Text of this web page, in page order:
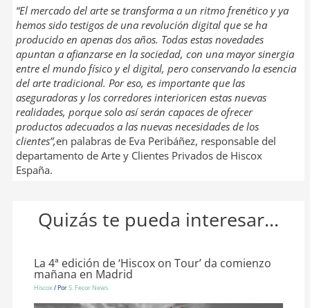
“El mercado del arte se transforma a un ritmo frenético y ya
hemos sido testigos de una revolución digital que se ha
producido en apenas dos años. Todas estas novedades
apuntan a afianzarse en la sociedad, con una mayor sinergia
entre el mundo físico y el digital, pero conservando la esencia
del arte tradicional. Por eso, es importante que las
aseguradoras y los corredores interioricen estas nuevas
realidades, porque solo así serán capaces de ofrecer
productos adecuados a las nuevas necesidades de los
clientes”,en palabras de Eva Peribáñez, responsable del
departamento de Arte y Clientes Privados de Hiscox
España.
Quizás te pueda interesar...
La 4ª edición de ‘Hiscox on Tour’ da comienzo
mañana en Madrid
Hiscox/ PorS. Fecor News